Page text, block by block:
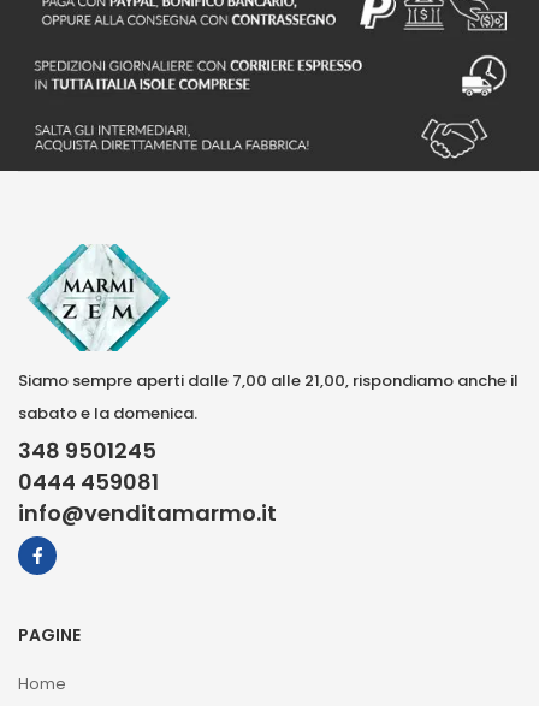
Siamo sempre aperti dalle 7,00 alle 21,00, rispondiamo anche il
sabato e la domenica.
348 9501245
0444 459081
info@venditamarmo.it
PAGINE
Home